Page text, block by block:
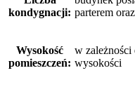
kondygnacji: parterem
Wysokość
pomieszczeń:
w
wysokości